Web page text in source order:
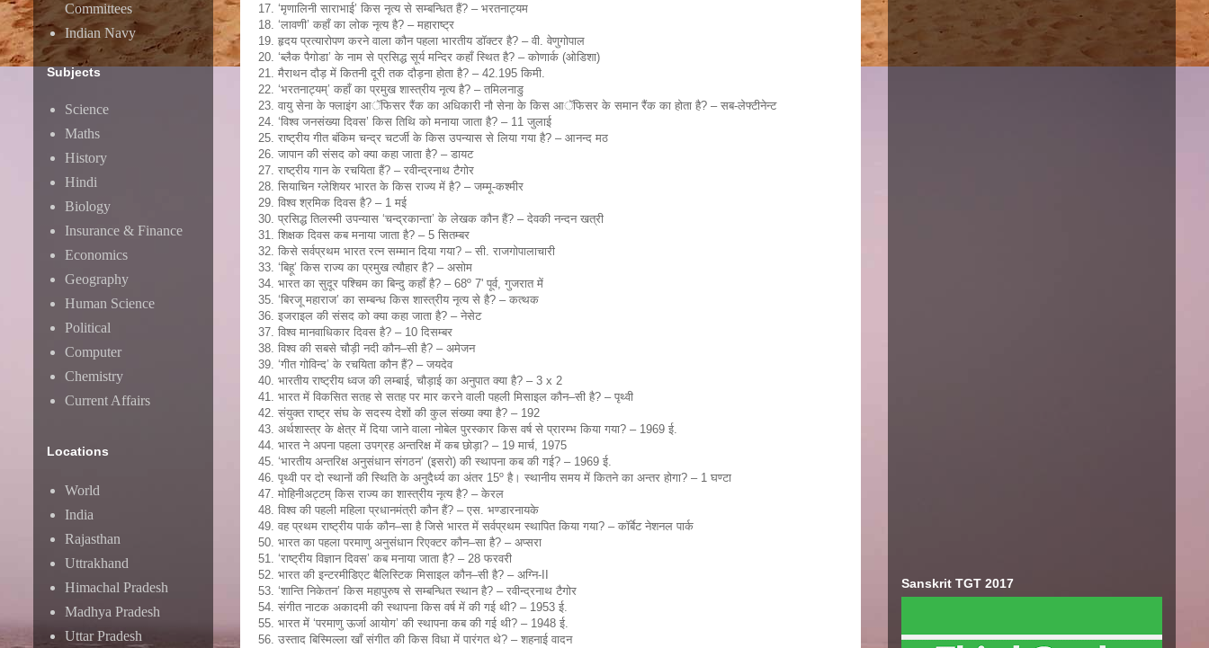
17. ‘मृणालिनी साराभाई’ किस नृत्य से सम्बन्धित हैं? – भरतनाट्यम
18. ‘लावणी’ कहाँ का लोक नृत्य है? – महाराष्ट्र
19. हृदय प्रत्यारोपण करने वाला कौन पहला भारतीय डाॅक्टर है? – वी. वेणुगोपाल
20. ‘ब्लैक पैगोडा’ के नाम से प्रसिद्ध सूर्य मन्दिर कहाँ स्थित है? – कोणार्क (ओडिशा)
21. मैराथन दौड़ में कितनी दूरी तक दौड़ना होता है? – 42.195 किमी.
22. ‘भरतनाट्यम्’ कहाँ का प्रमुख शास्त्रीय नृत्य है? – तमिलनाडु
23. वायु सेना के फ्लाइंग आॅफिसर रैंक का अधिकारी नौ सेना के किस आॅफिसर के समान रैंक का होता है? – सब-लेफ्टीनेन्ट
24. ‘विश्व जनसंख्या दिवस’ किस तिथि को मनाया जाता है? – 11 जुलाई
25. राष्ट्रीय गीत बंकिम चन्द्र चटर्जी के किस उपन्यास से लिया गया है? – आनन्द मठ
26. जापान की संसद को क्या कहा जाता है? – डायट
27. राष्ट्रीय गान के रचयिता हैं? – रवीन्द्रनाथ टैगोर
28. सियाचिन ग्लेशियर भारत के किस राज्य में है? – जम्मू-कश्मीर
29. विश्व श्रमिक दिवस है? – 1 मई
30. प्रसिद्ध तिलस्मी उपन्यास ‘चन्द्रकान्ता’ के लेखक कौन हैं? – देवकी नन्दन खत्री
31. शिक्षक दिवस कब मनाया जाता है? – 5 सितम्बर
32. किसे सर्वप्रथम भारत रत्न सम्मान दिया गया? – सी. राजगोपालाचारी
33. ‘बिहू’ किस राज्य का प्रमुख त्यौहार है? – असोम
34. भारत का सुदूर पश्चिम का बिन्दु कहाँ है? – 68º 7' पूर्व, गुजरात में
35. ‘बिरजू महाराज’ का सम्बन्ध किस शास्त्रीय नृत्य से है? – कत्थक
36. इजराइल की संसद को क्या कहा जाता है? – नेसेट
37. विश्व मानवाधिकार दिवस है? – 10 दिसम्बर
38. विश्व की सबसे चौड़ी नदी कौन–सी है? – अमेजन
39. ‘गीत गोविन्द’ के रचयिता कौन हैं? – जयदेव
40. भारतीय राष्ट्रीय ध्वज की लम्बाई, चौड़ाई का अनुपात क्या है? – 3 x 2
41. भारत में विकसित सतह से सतह पर मार करने वाली पहली मिसाइल कौन–सी है? – पृथ्वी
42. संयुक्त राष्ट्र संघ के सदस्य देशों की कुल संख्या क्या है? – 192
43. अर्थशास्त्र के क्षेत्र में दिया जाने वाला नोबेल पुरस्कार किस वर्ष से प्रारम्भ किया गया? – 1969 ई.
44. भारत ने अपना पहला उपग्रह अन्तरिक्ष में कब छोड़ा? – 19 मार्च, 1975
45. ‘भारतीय अन्तरिक्ष अनुसंधान संगठन’ (इसरो) की स्थापना कब की गई? – 1969 ई.
46. पृथ्वी पर दो स्थानों की स्थिति के अनुदैर्ध्य का अंतर 15º है। स्थानीय समय में कितने का अन्तर होगा? – 1 घण्टा
47. मोहिनीअट्टम् किस राज्य का शास्त्रीय नृत्य है? – केरल
48. विश्व की पहली महिला प्रधानमंत्री कौन हैं? – एस. भण्डारनायके
49. वह प्रथम राष्ट्रीय पार्क कौन–सा है जिसे भारत में सर्वप्रथम स्थापित किया गया? – कॉर्बेट नेशनल पार्क
50. भारत का पहला परमाणु अनुसंधान रिएक्टर कौन–सा है? – अप्सरा
51. ‘राष्ट्रीय विज्ञान दिवस’ कब मनाया जाता है? – 28 फरवरी
52. भारत की इन्टरमीडिएट बैलिस्टिक मिसाइल कौन–सी है? – अग्नि-II
53. ‘शान्ति निकेतन’ किस महापुरुष से सम्बन्धित स्थान है? – रवीन्द्रनाथ टैगोर
54. संगीत नाटक अकादमी की स्थापना किस वर्ष में की गई थी? – 1953 ई.
55. भारत में ‘परमाणु ऊर्जा आयोग’ की स्थापना कब की गई थी? – 1948 ई.
56. उस्ताद बिस्मिल्ला खाँ संगीत की किस विधा में पारंगत थे? – शहनाई वादन
Committees
Indian Navy
Subjects
Science
Maths
History
Hindi
Biology
Insurance & Finance
Economics
Geography
Human Science
Political
Computer
Chemistry
Current Affairs
Locations
World
India
Rajasthan
Uttrakhand
Himachal Pradesh
Madhya Pradesh
Uttar Pradesh
Sanskrit TGT 2017